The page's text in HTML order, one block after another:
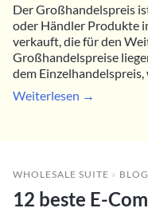
Der Großhandelspreis
oder Händler Produkte
verkauft, die für den
Großhandelspreise
dem
Weiterlesen →
WHOLESALE SUITE » BLOG
12 beste E-